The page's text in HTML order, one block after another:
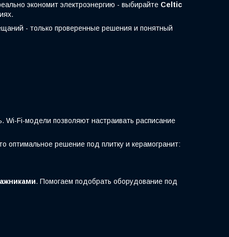
экономит электроэнергию - выбирайте Celtic
- только проверенные решения и понятный
Fi-модели позволяют настраивать расписание
оптимальное решение под плитку и керамогранит:
. Помогаем подобрать оборудование под